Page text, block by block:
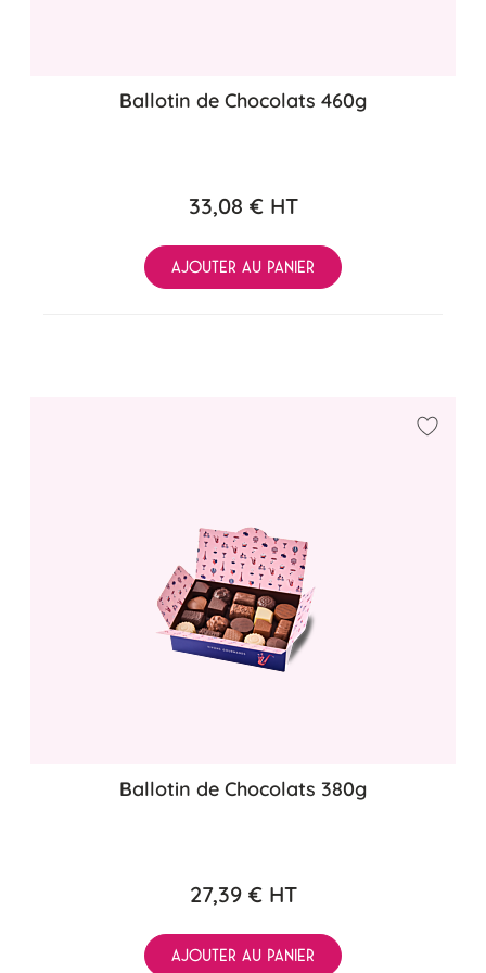
Ballotin de Chocolats 460g
33,08 €HT
AJOUTER AU PANIER
Ballotin de Chocolats 380g
27,39 €HT
AJOUTER AU PANIER